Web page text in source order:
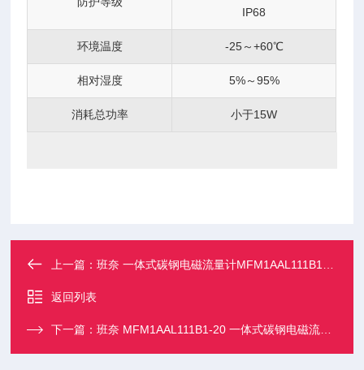
IP68
环境温度 -25～+60℃
相对湿度 5%～95%
消耗总功率 小于15W
上一篇：班奈 一体式碳钢电磁流量计MFM1AAL111B1-10
返回列表
下一篇：班奈 MFM1AAL111B1-20 一体式碳钢电磁流量计